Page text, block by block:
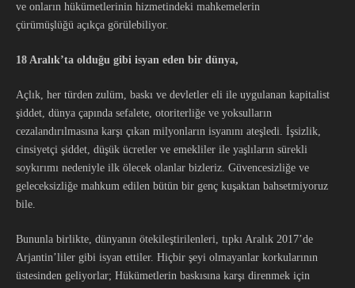
ve onların hükümetlerinin hizmetindeki mahkemelerin
çürümüşlüğü açıkça görülebiliyor.
18 Aralık’ta olduğu gibi isyan eden bir dünya,
Açlık, her türden zulüm, baskı ve devletler eli ile uygulanan kapitalist
şiddet, dünya çapında sefalete, otoriterliğe ve yoksulların
cezalandırılmasına karşı çıkan milyonların isyanını ateşledi. İşsizlik,
cinsiyetçi şiddet, düşük ücretler ve emekliler ile yaşlıların sürekli
soykırımı nedeniyle ilk ölecek olanlar bizleriz. Güvencesizliğe ve
geleceksizliğe mahkum edilen bütün bir genç kuşaktan bahsetmiyoruz
bile.
Bununla birlikte, dünyanın ötekileştirilenleri, tıpkı Aralık 2017’de
Arjantin’liler gibi isyan ettiler. Hiçbir şeyi olmayanlar korkularının
üstesinden geliyorlar; Hükümetlerin baskısına karşı direnmek için